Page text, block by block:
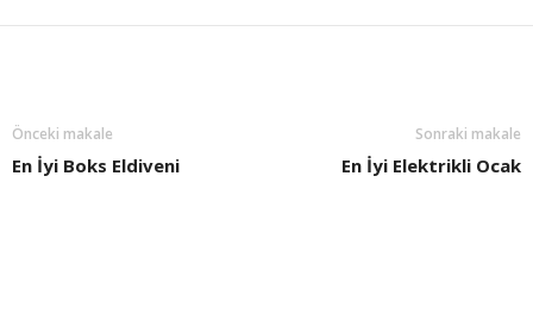
Önceki makale
En İyi Boks Eldiveni
Sonraki makale
En İyi Elektrikli Ocak